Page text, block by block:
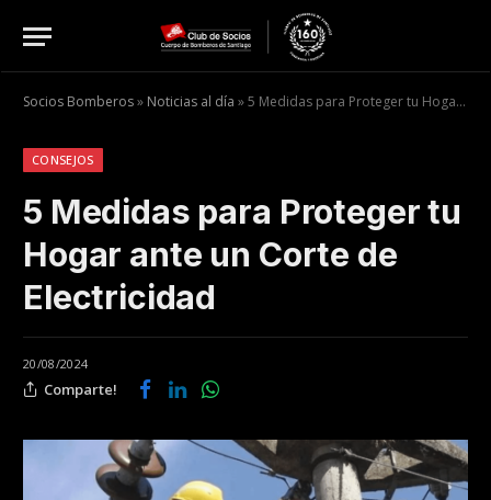
Socios Bomberos» Noticias al día »5 Medidas para Proteger tu Hogar ante un Corte de Electricidad
CONSEJOS
5 Medidas para Proteger tu
Hogar ante un Corte de
Electricidad
20/08/2024
Comparte!